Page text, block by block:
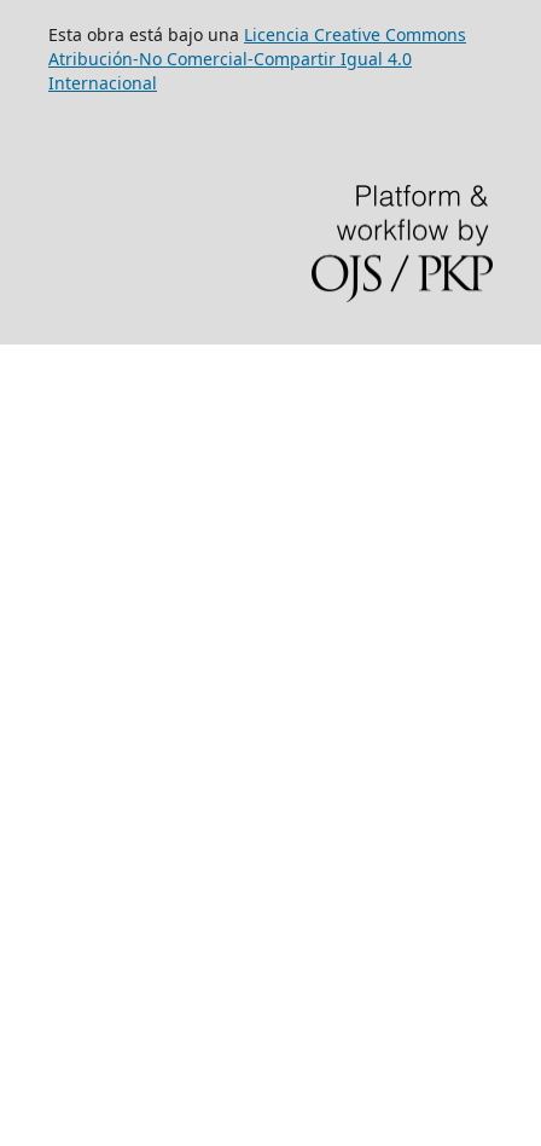
Esta obra está bajo una Licencia Creative Commons
Atribución-No Comercial-Compartir Igual 4.0
Internacional